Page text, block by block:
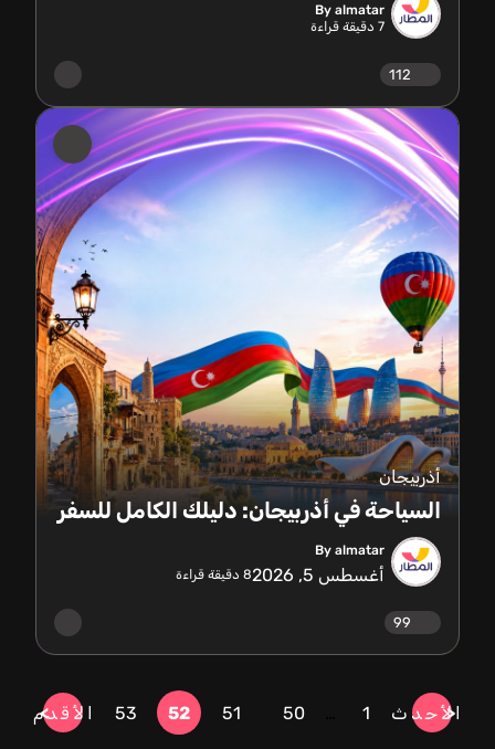
By almatar
7 دقيقة قراءة
أذربيجان
السياحة في أذربيجان: دليلك الكامل للسفر
By almatar
أغسطس 5, 2026 8 دقيقة قراءة
الأحدث 1
50
51
52
53 الأقدم